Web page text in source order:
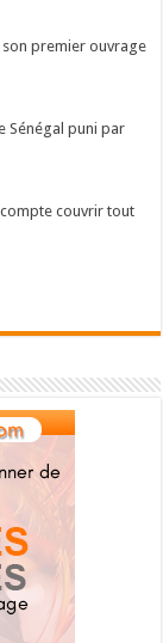
son premier ouvrage
Sénégal puni par
compte couvrir tout